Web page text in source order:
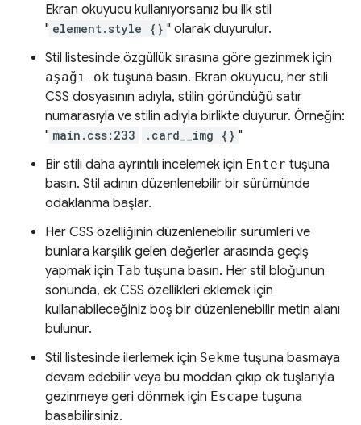
Ekran okuyucu kullanıyorsanız bu ilk stil
" element.style {} " olarak duyurulur.
Stil listesinde özgüllük sırasına göre gezinmek için
aşağı ok tuşuna basın. Ekran okuyucu, her stili
CSS dosyasının adıyla, stilin göründüğü satır
numarasıyla ve stilin adıyla birlikte duyurur. Örneğin:
" main.css:233 .card__img {} "
Bir stili daha ayrıntılı incelemek için Enter tuşuna
basın. Stil adının düzenlenebilir bir sürümünde
odaklanma başlar.
Her CSS özelliğinin düzenlenebilir sürümleri ve
bunlara karşılık gelen değerler arasında geçiş
yapmak için Tab tuşuna basın. Her stil bloğunun
sonunda, ek CSS özellikleri eklemek için
kullanabileceğiniz boş bir düzenlenebilir metin alanı
bulunur.
Stil listesinde ilerlemek için Sekme tuşuna basmaya
devam edebilir veya bu moddan çıkıp ok tuşlarıyla
gezinmeye geri dönmek için Escape tuşuna
basabilirsiniz.